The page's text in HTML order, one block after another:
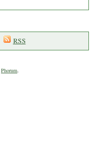
RSS
Phorum.